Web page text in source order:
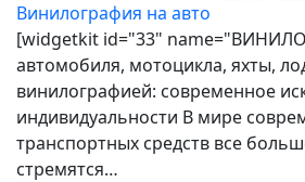
Винилография на авто
[widgetkit id="33"
автомобиля, мотоцикла, яхты,
винилографией: современное
индивидуальности В мире
транспортных средств все
стремятся…